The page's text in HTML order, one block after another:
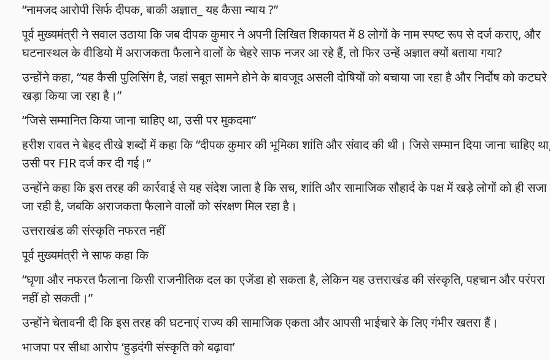
“नामजद आरोपी सिर्फ दीपक, बाकी अज्ञात_ यह कैसा न्याय ?”
पूर्व मुख्यमंत्री ने सवाल उठाया कि जब दीपक कुमार ने अपनी लिखित शिकायत में 8 लोगों के नाम स्पष्ट रूप से दर्ज कराए, और
घटनास्थल के वीडियो में अराजकता फैलाने वालों के चेहरे साफ नजर आ रहे हैं, तो फिर उन्हें अज्ञात क्यों बताया गया?
उन्होंने कहा, “यह कैसी पुलिसिंग है, जहां सबूत सामने होने के बावजूद असली दोषियों को बचाया जा रहा है और निर्दोष को कटघरे
खड़ा किया जा रहा है।”
“जिसे सम्मानित किया जाना चाहिए था, उसी पर मुकदमा”
हरीश रावत ने बेहद तीखे शब्दों में कहा कि “दीपक कुमार की भूमिका शांति और संवाद की थी। जिसे सम्मान दिया जाना चाहिए
उसी पर FIR दर्ज कर दी गई।”
उन्होंने कहा कि इस तरह की कार्रवाई से यह संदेश जाता है कि सच, शांति और सामाजिक सौहार्द के पक्ष में खड़े लोगों को ही सजा
जा रही है, जबकि अराजकता फैलाने वालों को संरक्षण मिल रहा है।
उत्तराखंड की संस्कृति नफरत नहीं
पूर्व मुख्यमंत्री ने साफ कहा कि
“घृणा और नफरत फैलाना किसी राजनीतिक दल का एजेंडा हो सकता है, लेकिन यह उत्तराखंड की संस्कृति, पहचान और परंपरा
नहीं हो सकती।”
उन्होंने चेतावनी दी कि इस तरह की घटनाएं राज्य की सामाजिक एकता और आपसी भाईचारे के लिए गंभीर खतरा हैं।
भाजपा पर सीधा आरोप ‘हुड़दंगी संस्कृति को बढ़ावा’